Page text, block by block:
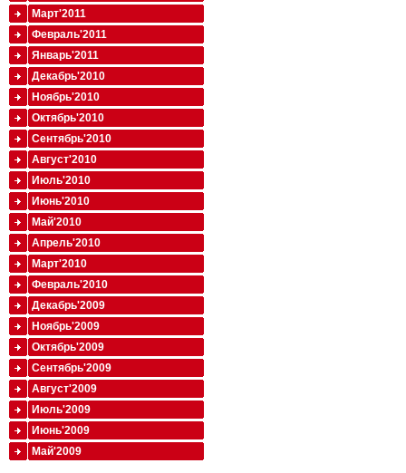
Март'2011
Февраль'2011
Январь'2011
Декабрь'2010
Ноябрь'2010
Октябрь'2010
Сентябрь'2010
Август'2010
Июль'2010
Июнь'2010
Май'2010
Апрель'2010
Март'2010
Февраль'2010
Декабрь'2009
Ноябрь'2009
Октябрь'2009
Сентябрь'2009
Август'2009
Июль'2009
Июнь'2009
Май'2009